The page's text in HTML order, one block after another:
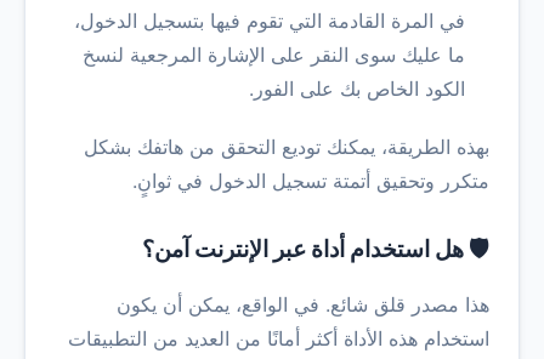
في المرة القادمة التي تقوم فيها بتسجيل الدخول،
ما عليك سوى النقر على الإشارة المرجعية لنسخ
الكود الخاص بك على الفور.
بهذه الطريقة، يمكنك توديع التحقق من هاتفك بشكل
متكرر وتحقيق أتمتة تسجيل الدخول في ثوانٍ.
🛡️ هل استخدام أداة عبر الإنترنت آمن؟
هذا مصدر قلق شائع. في الواقع، يمكن أن يكون
استخدام هذه الأداة أكثر أمانًا من العديد من التطبيقات